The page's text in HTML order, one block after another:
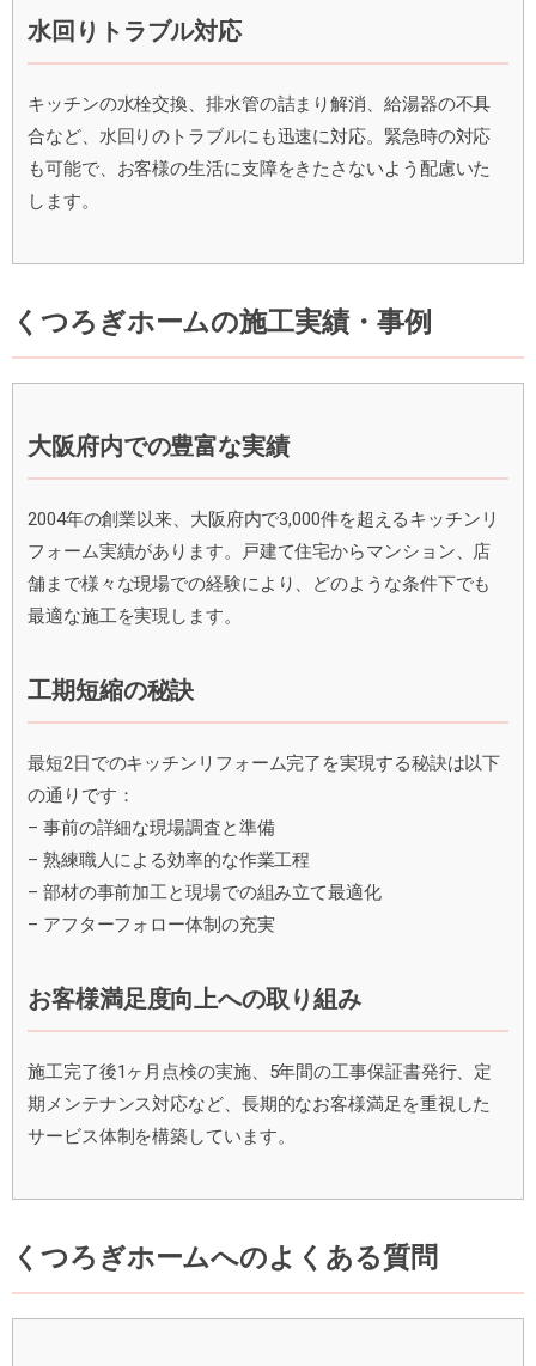
水回りトラブル対応
キッチンの水栓交換、排水管の詰まり解消、給湯器の不具
合など、水回りのトラブルにも迅速に対応。緊急時の対応
も可能で、お客様の生活に支障をきたさないよう配慮いた
します。
くつろぎホームの施工実績・事例
大阪府内での豊富な実績
2004年の創業以来、大阪府内で3,000件を超えるキッチンリ
フォーム実績があります。戸建て住宅からマンション、店
舗まで様々な現場での経験により、どのような条件下でも
最適な施工を実現します。
工期短縮の秘訣
最短2日でのキッチンリフォーム完了を実現する秘訣は以下
の通りです：
– 事前の詳細な現場調査と準備
– 熟練職人による効率的な作業工程
– 部材の事前加工と現場での組み立て最適化
– アフターフォロー体制の充実
お客様満足度向上への取り組み
施工完了後1ヶ月点検の実施、5年間の工事保証書発行、定
期メンテナンス対応など、長期的なお客様満足を重視した
サービス体制を構築しています。
くつろぎホームへのよくある質問